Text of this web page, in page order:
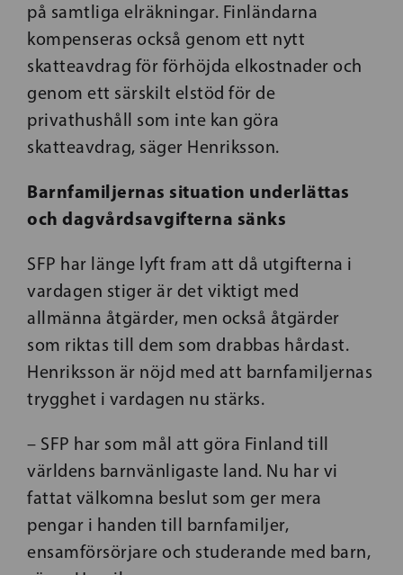
på samtliga elräkningar. Finländarna
kompenseras också genom ett nytt
skatteavdrag för förhöjda elkostnader och
genom ett särskilt elstöd för de
privathushåll som inte kan göra
skatteavdrag, säger Henriksson.
Barnfamiljernas situation underlättas
och dagvårdsavgifterna sänks
SFP har länge lyft fram att då utgifterna i
vardagen stiger är det viktigt med
allmänna åtgärder, men också åtgärder
som riktas till dem som drabbas hårdast.
Henriksson är nöjd med att barnfamiljernas
trygghet i vardagen nu stärks.
– SFP har som mål att göra Finland till
världens barnvänligaste land. Nu har vi
fattat välkomna beslut som ger mera
pengar i handen till barnfamiljer,
ensamförsörjare och studerande med barn,